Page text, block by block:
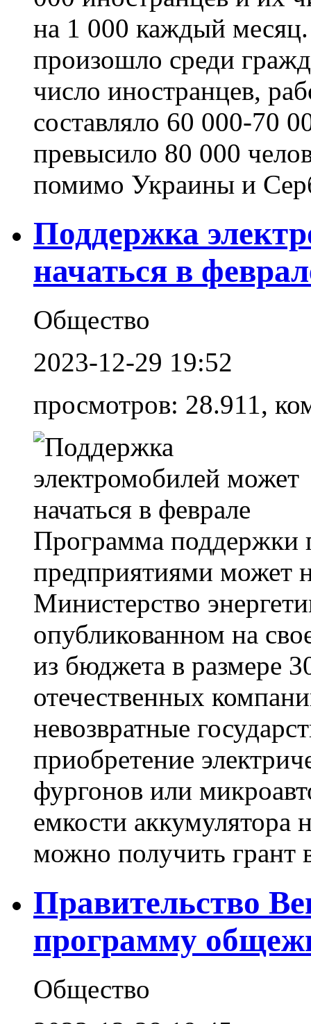
на 1 000 каждый месяц.
произошло среди
число иностранцев,
составляло 60 000-70
превысило 80 000
помимо Украины и
Поддержка
начаться в
Общество
2023-12-29 19:52
просмотров: 28.911,
Программа поддержки
предприятиями может
Министерство
опубликованном на
из бюджета в размере
отечественных
невозвратные
приобретение
фургонов или
емкости аккумулятора
можно получить грант
Правительство
программу
Общество